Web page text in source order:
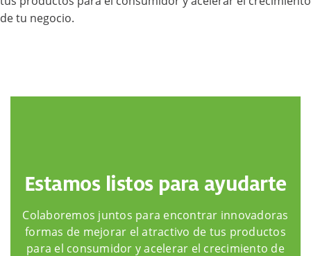
de tu negocio.
Estamos listos para ayudarte
Colaboremos juntos para encontrar innovadoras
formas de mejorar el atractivo de tus productos
para el consumidor y acelerar el crecimiento de